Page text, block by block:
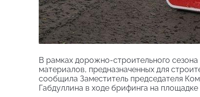
В рамках дорожно-строительного
материалов, предназначенных для
сообщила Заместитель председателя
Габдуллина в ходе брифинга на